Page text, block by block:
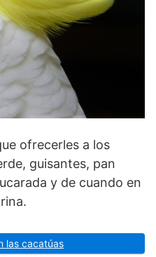
ofrecerles a los
guisantes, pan
y de cuando en
las cacatúas